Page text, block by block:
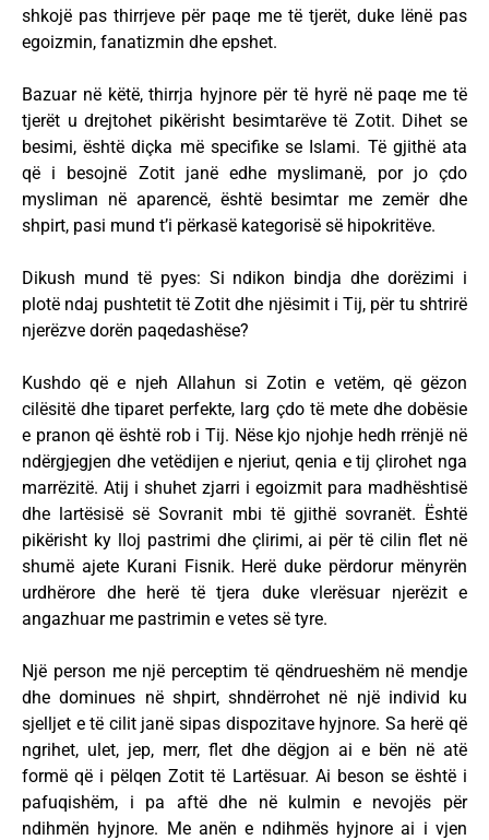
shkojë pas thirrjeve për paqe me të tjerët, duke lënë pas
egoizmin, fanatizmin dhe epshet.
Bazuar në këtë, thirrja hyjnore për të hyrë në paqe me të
tjerët u drejtohet pikërisht besimtarëve të Zotit. Dihet se
besimi, është diçka më specifike se Islami. Të gjithë ata
që i besojnë Zotit janë edhe myslimanë, por jo çdo
mysliman në aparencë, është besimtar me zemër dhe
shpirt, pasi mund t’i përkasë kategorisë së hipokritëve.
Dikush mund të pyes: Si ndikon bindja dhe dorëzimi i
plotë ndaj pushtetit të Zotit dhe njësimit i Tij, për tu shtrirë
njerëzve dorën paqedashëse?
Kushdo që e njeh Allahun si Zotin e vetëm, që gëzon
cilësitë dhe tiparet perfekte, larg çdo të mete dhe dobësie
e pranon që është rob i Tij. Nëse kjo njohje hedh rrënjë në
ndërgjegjen dhe vetëdijen e njeriut, qenia e tij çlirohet nga
marrëzitë. Atij i shuhet zjarri i egoizmit para madhështisë
dhe lartësisë së Sovranit mbi të gjithë sovranët. Është
pikërisht ky lloj pastrimi dhe çlirimi, ai për të cilin flet në
shumë ajete Kurani Fisnik. Herë duke përdorur mënyrën
urdhërore dhe herë të tjera duke vlerësuar njerëzit e
angazhuar me pastrimin e vetes së tyre.
Një person me një perceptim të qëndrueshëm në mendje
dhe dominues në shpirt, shndërrohet në një individ ku
sjelljet e të cilit janë sipas dispozitave hyjnore. Sa herë që
ngrihet, ulet, jep, merr, flet dhe dëgjon ai e bën në atë
formë që i pëlqen Zotit të Lartësuar. Ai beson se është i
pafuqishëm, i pa aftë dhe në kulmin e nevojës për
ndihmën hyjnore. Me anën e ndihmës hyjnore ai i vjen